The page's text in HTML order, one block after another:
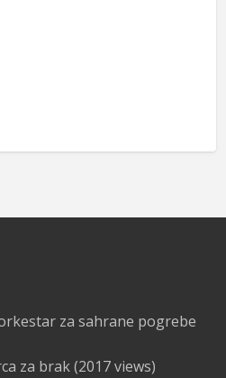
za sahrane pogrebe
za brak(2017 views)